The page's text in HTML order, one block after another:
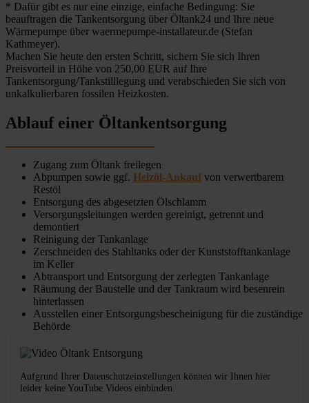
* Dafür gibt es nur eine einzige, einfache Bedingung: Sie
beauftragen die Tankentsorgung über Öltank24 und Ihre neue
Wärmepumpe über waermepumpe-installateur.de (Stefan
Kathmeyer).
Machen Sie heute den ersten Schritt, sichern Sie sich Ihren
Preisvorteil in Höhe von 250,00 EUR auf Ihre
Tankentsorgung/Tankstilllegung und verabschieden Sie sich von
unkalkulierbaren fossilen Heizkosten.
Ablauf einer Öltankentsorgung
Zugang zum Öltank freilegen
Abpumpen sowie ggf. Heizöl-Ankauf von verwertbarem
Restöl
Entsorgung des abgesetzten Ölschlamm
Versorgungsleitungen werden gereinigt, getrennt und
demontiert
Reinigung der Tankanlage
Zerschneiden des Stahltanks oder der Kunststofftankanlage
im Keller
Abtransport und Entsorgung der zerlegten Tankanlage
Räumung der Baustelle und der Tankraum wird besenrein
hinterlassen
Ausstellen einer Entsorgungsbescheinigung für die zuständige
Behörde
Aufgrund Ihrer Datenschutzeinstellungen können wir Ihnen hier
leider keine YouTube Videos einbinden.